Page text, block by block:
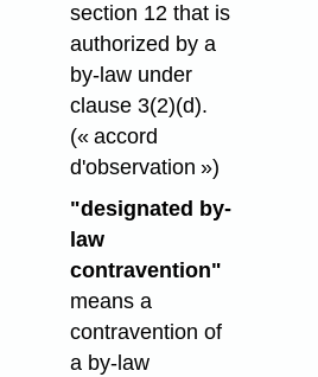
section 12 that is
authorized by a
by-law under
clause 3(2)⁠(d).
(« accord
d'observation »)
"designated by-
law
contravention"
means a
contravention of
a by-law